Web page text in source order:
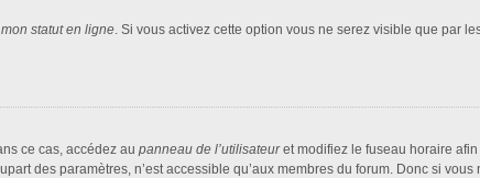
statut en ligne. Si vous activez cette option vous ne serez visible que par
ce cas, accédez au panneau de l’utilisateuret modifiez le fuseau horaire
des paramètres, n’est accessible qu’aux membres du forum. Donc si vous